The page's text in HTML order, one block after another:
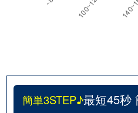
簡単3STEP♪最短45秒